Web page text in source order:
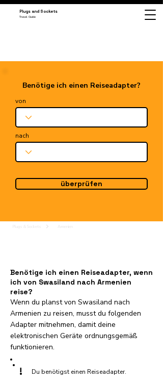
Plugs and Sockets
Travel Guide
Benötige ich einen Reiseadapter?
von
nach
überprüfen
Benötige ich einen Reiseadapter, wenn
ich von Swasiland nach Armenien
reise?
Wenn du planst von Swasiland nach
Armenien zu reisen, musst du folgenden
Adapter mitnehmen, damit deine
elektronischen Geräte ordnungsgemäß
funktionieren.
! Du benötigst einen Reiseadapter.